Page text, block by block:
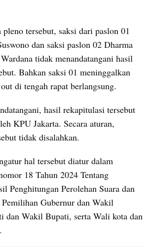
tersebut, saksi dari paslon 01
dan saksi paslon 02 Dharma
tidak menandatangani hasil
Bahkan saksi 01 meninggalkan
di tengah rapat berlangsung.
hasil rekapitulasi tersebut
KPU Jakarta. Secara aturan,
tidak disalahkan.
hal tersebut diatur dalam
18 Tahun 2024 Tentang
Penghitungan Perolehan Suara dan
Gubernur dan Wakil
dan Wakil Bupati, serta Wali kota dan